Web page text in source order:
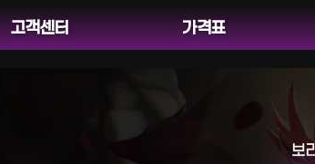
고객센터 가격표